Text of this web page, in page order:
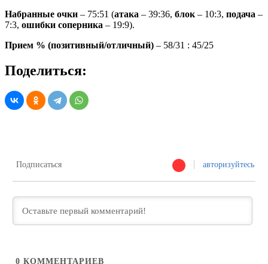
Набранные очки – 75:51 (атака – 39:36, блок – 10:3, подача –
7:3, ошибки соперника – 19:9).
Прием % (позитивный/отличный) – 58/31 : 45/25
Поделиться:
Подписаться авторизуйтесь
0 КОММЕНТАРИЕВ